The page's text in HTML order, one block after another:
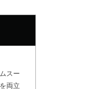
スー
両立